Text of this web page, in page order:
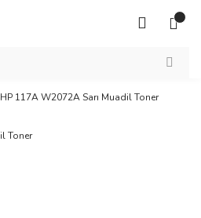
HP 117A W2072A Sarı Muadil Toner